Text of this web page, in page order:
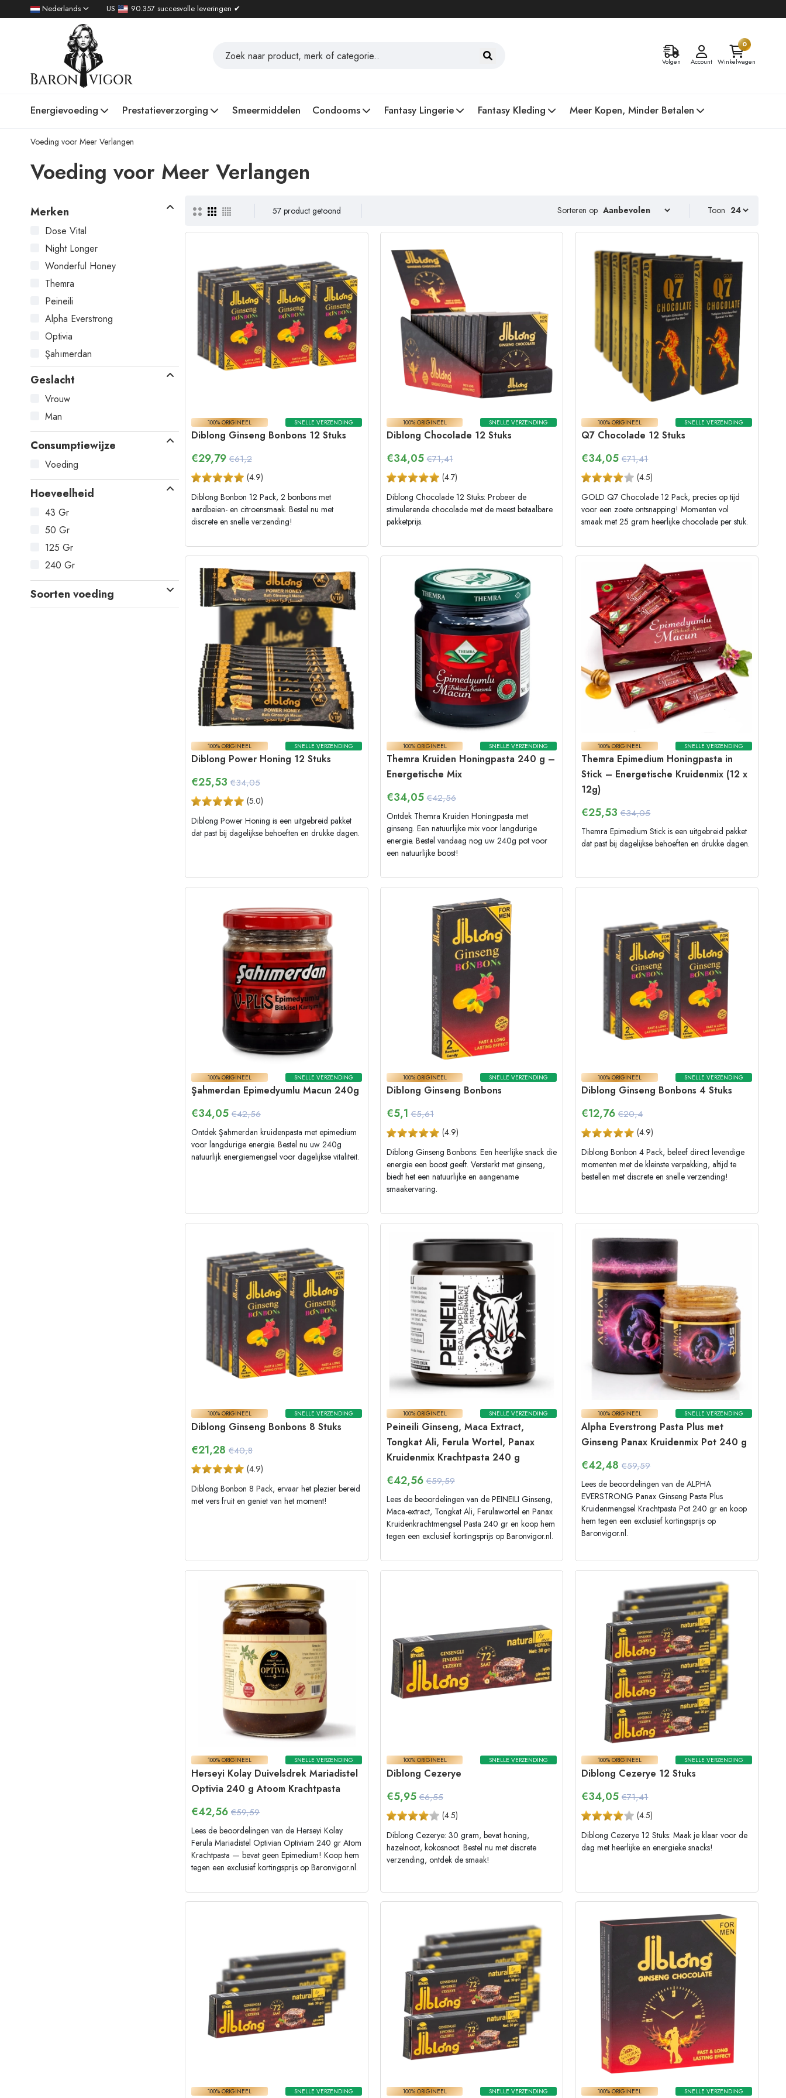
Nederlands US 90.357 succesvolle leveringen ✔
Volgen Account
0
Winkelwagen
Energievoeding Prestatieverzorging Smeermiddelen Condooms Fantasy Lingerie Fantasy Kleding Meer Kopen, Minder Betalen
Voeding voor Meer Verlangen
Voeding voor Meer Verlangen
Merken
Dose Vital
Night Longer
Wonderful Honey
Themra
Peineili
Alpha Everstrong
Optivia
Şahımerdan
Diblong
Hilti
Gold Q7
Geslacht
Vrouw
Man
Consumptiewijze
Voeding
Hoeveelheid
43 Gr
50 Gr
125 Gr
240 Gr
Soorten voeding
57 product getoond Sorteren op Toon
100% ORIGINEEL SNELLE VERZENDING
Diblong Ginseng Bonbons 12 Stuks
€29,79 €61,2
(4.9)
Diblong Bonbon 12 Pack, 2 bonbons met
aardbeien- en citroensmaak. Bestel nu met
discrete en snelle verzending!
100% ORIGINEEL SNELLE VERZENDING
Diblong Chocolade 12 Stuks
€34,05 €71,41
(4.7)
Diblong Chocolade 12 Stuks: Probeer de
stimulerende chocolade met de meest betaalbare
pakketprijs.
100% ORIGINEEL SNELLE VERZENDING
Q7 Chocolade 12 Stuks
€34,05 €71,41
(4.5)
GOLD Q7 Chocolade 12 Pack, precies op tijd
voor een zoete ontsnapping! Momenten vol
smaak met 25 gram heerlijke chocolade per stuk.
100% ORIGINEEL SNELLE VERZENDING
Diblong Power Honing 12 Stuks
€25,53 €34,05
(5.0)
Diblong Power Honing is een uitgebreid pakket
dat past bij dagelijkse behoeften en drukke dagen.
100% ORIGINEEL SNELLE VERZENDING
Themra Kruiden Honingpasta 240 g –
Energetische Mix
€34,05 €42,56
Ontdek Themra Kruiden Honingpasta met
ginseng. Een natuurlijke mix voor langdurige
energie. Bestel vandaag nog uw 240g pot voor
een natuurlijke boost!
100% ORIGINEEL SNELLE VERZENDING
Themra Epimedium Honingpasta in
Stick – Energetische Kruidenmix (12 x
12g)
€25,53 €34,05
Themra Epimedium Stick is een uitgebreid pakket
dat past bij dagelijkse behoeften en drukke dagen.
100% ORIGINEEL SNELLE VERZENDING
Şahmerdan Epimedyumlu Macun 240g
€34,05 €42,56
Ontdek Şahmerdan kruidenpasta met epimedium
voor langdurige energie. Bestel nu uw 240g
natuurlijk energiemengsel voor dagelijkse vitaliteit.
100% ORIGINEEL SNELLE VERZENDING
Diblong Ginseng Bonbons
€5,1 €5,61
(4.9)
Diblong Ginseng Bonbons: Een heerlijke snack die
energie een boost geeft. Versterkt met ginseng,
biedt het een natuurlijke en aangename
smaakervaring.
100% ORIGINEEL SNELLE VERZENDING
Diblong Ginseng Bonbons 4 Stuks
€12,76 €20,4
(4.9)
Diblong Bonbon 4 Pack, beleef direct levendige
momenten met de kleinste verpakking, altijd te
bestellen met discrete en snelle verzending!
100% ORIGINEEL SNELLE VERZENDING
Diblong Ginseng Bonbons 8 Stuks
€21,28 €40,8
(4.9)
Diblong Bonbon 8 Pack, ervaar het plezier bereid
met vers fruit en geniet van het moment!
100% ORIGINEEL SNELLE VERZENDING
Peineili Ginseng, Maca Extract,
Tongkat Ali, Ferula Wortel, Panax
Kruidenmix Krachtpasta 240 g
€42,56 €59,59
Lees de beoordelingen van de PEINEILI Ginseng,
Maca-extract, Tongkat Ali, Ferulawortel en Panax
Kruidenkrachtmengsel Pasta 240 gr en koop hem
tegen een exclusief kortingsprijs op Baronvigor.nl.
100% ORIGINEEL SNELLE VERZENDING
Alpha Everstrong Pasta Plus met
Ginseng Panax Kruidenmix Pot 240 g
€42,48 €59,59
Lees de beoordelingen van de ALPHA
EVERSTRONG Panax Ginseng Pasta Plus
Kruidenmengsel Krachtpasta Pot 240 gr en koop
hem tegen een exclusief kortingsprijs op
Baronvigor.nl.
100% ORIGINEEL SNELLE VERZENDING
Herseyi Kolay Duivelsdrek Mariadistel
Optivia 240 g Atoom Krachtpasta
€42,56 €59,59
Lees de beoordelingen van de Herseyi Kolay
Ferula Mariadistel Optivian Optiviam 240 gr Atom
Krachtpasta — bevat geen Epimedium! Koop hem
tegen een exclusief kortingsprijs op Baronvigor.nl.
100% ORIGINEEL SNELLE VERZENDING
Diblong Cezerye
€5,95 €6,55
(4.5)
Diblong Cezerye: 30 gram, bevat honing,
hazelnoot, kokosnoot. Bestel nu met discrete
verzending, ontdek de smaak!
100% ORIGINEEL SNELLE VERZENDING
Diblong Cezerye 12 Stuks
€34,05 €71,41
(4.5)
Diblong Cezerye 12 Stuks: Maak je klaar voor de
dag met heerlijke en energieke snacks!
100% ORIGINEEL SNELLE VERZENDING 100% ORIGINEEL SNELLE VERZENDING 100% ORIGINEEL SNELLE VERZENDING